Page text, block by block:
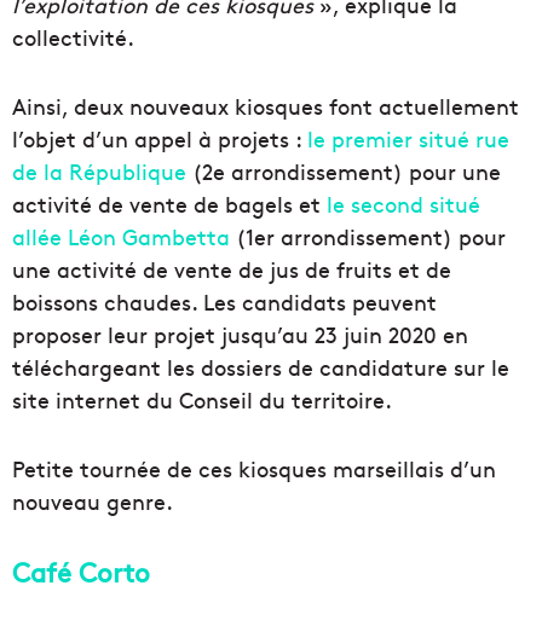
collectivité.
Ainsi, deux nouveaux kiosques font actuellement
l’objet d’un appel à projets : le premier situé rue
de la République (2e arrondissement) pour une
activité de vente de bagels et le second situé
allée Léon Gambetta (1er arrondissement) pour
une activité de vente de jus de fruits et de
boissons chaudes. Les candidats peuvent
proposer leur projet jusqu’au 23 juin 2020 en
téléchargeant les dossiers de candidature sur le
site internet du Conseil du territoire.
Petite tournée de ces kiosques marseillais d’un
nouveau genre.
Café Corto